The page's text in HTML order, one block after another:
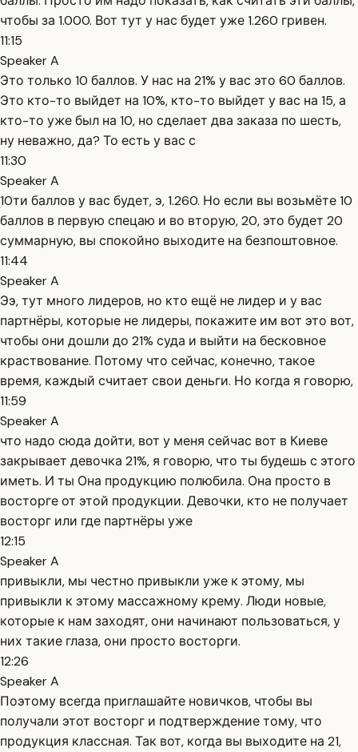
чтобы за 1.000. Вот тут у нас будет уже 1.260 гривен.
11:15
Speaker A
Это только 10 баллов. У нас на 21% у вас это 60 баллов.
Это кто-то выйдет на 10%, кто-то выйдет у вас на 15, а
кто-то уже был на 10, но сделает два заказа по шесть,
ну неважно, да? То есть у вас с
11:30
Speaker A
10ти баллов у вас будет, э, 1.260. Но если вы возьмёте 10
баллов в первую спецаю и во вторую, 20, это будет 20
суммарную, вы спокойно выходите на безпоштовное.
11:44
Speaker A
Ээ, тут много лидеров, но кто ещё не лидер и у вас
партнёры, которые не лидеры, покажите им вот это вот,
чтобы они дошли до 21% суда и выйти на бесковное
краствование. Потому что сейчас, конечно, такое
время, каждый считает свои деньги. Но когда я говорю,
11:59
Speaker A
что надо сюда дойти, вот у меня сейчас вот в Киеве
закрывает девочка 21%, я говорю, что ты будешь с этого
иметь. И ты Она продукцию полюбила. Она просто в
восторге от этой продукции. Девочки, кто не получает
восторг или где партнёры уже
12:15
Speaker A
привыкли, мы честно привыкли уже к этому, мы
привыкли к этому массажному крему. Люди новые,
которые к нам заходят, они начинают пользоваться, у
них такие глаза, они просто восторги.
12:26
Speaker A
Поэтому всегда приглашайте новичков, чтобы вы
получали этот восторг и подтверждение тому, что
продукция классная. Так вот, когда вы выходите на 21,